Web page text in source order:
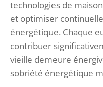
technologies de
et optimiser
énergétique. Chaque
contribuer
vieille demeure
sobriété énergétique